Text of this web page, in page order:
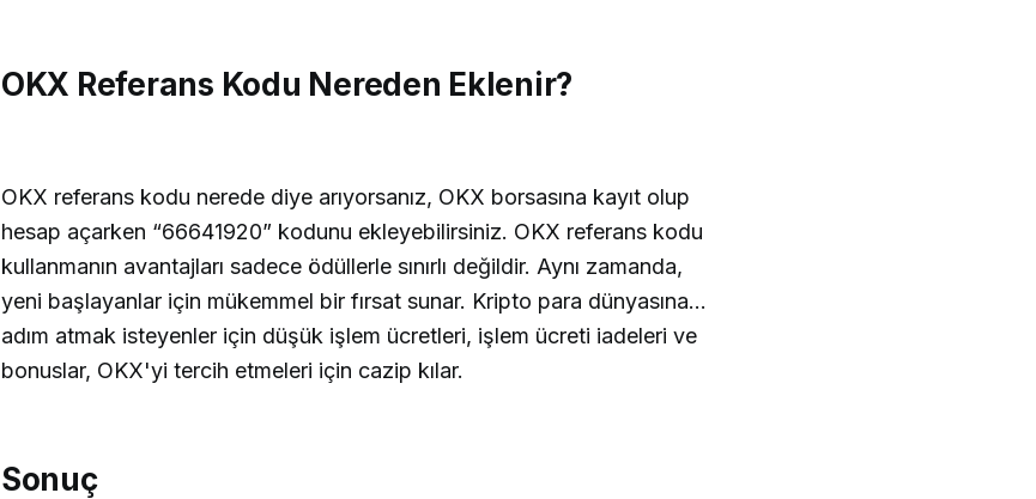
OKX Referans Kodu Nereden Eklenir?
OKX referans kodu nerede diye arıyorsanız, OKX borsasına kayıt olup
hesap açarken “66641920” kodunu ekleyebilirsiniz. OKX referans kodu
kullanmanın avantajları sadece ödüllerle sınırlı değildir. Aynı zamanda,
yeni başlayanlar için mükemmel bir fırsat sunar. Kripto para dünyasına
adım atmak isteyenler için düşük işlem ücretleri, işlem ücreti iadeleri ve
bonuslar, OKX'yi tercih etmeleri için cazip kılar.
Sonuç